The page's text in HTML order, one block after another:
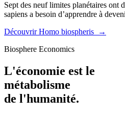
Sept des neuf limites planétaires ont
sapiens a besoin d’apprendre à
Découvrir Homo biospheris →
Biosphere Economics
L'économie est le
métabolisme
de l'humanité.